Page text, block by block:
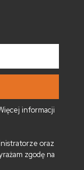
informacji
oraz
zgodę na